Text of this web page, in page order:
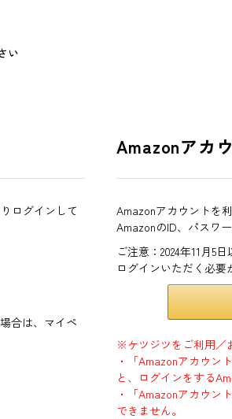
い
ログインして
合は、マイペ
Amazonアカ
Amazonアカウントを
AmazonのID、パスワ
ご注意：2024年11月5
ログインいただく必要
※ケツジツをご利用／
・「Amazonアカウン
と、ログインをする
・「Amazonアカウン
できません。